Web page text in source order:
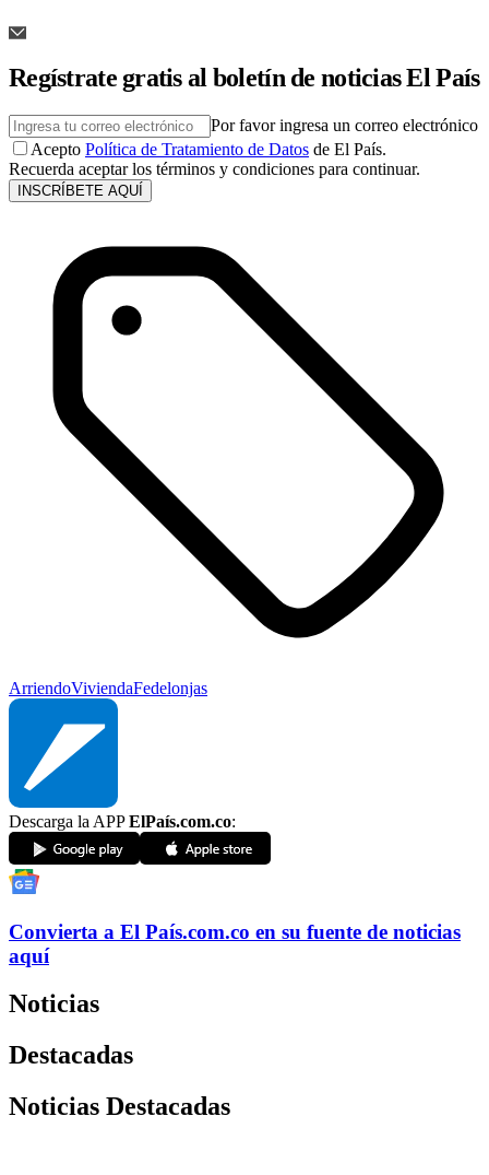
Regístrate gratis al boletín de noticias El País
Por favor ingresa un correo electrónico
Acepto Política de Tratamiento de Datos de El País.
Recuerda aceptar los términos y condiciones para continuar.
INSCRÍBETE AQUÍ
ArriendoViviendaFedelonjas
Descarga la APPElPaís.com.co:
Convierta a El País.com.co en su fuente de noticias
aquí
Noticias
Destacadas
Noticias Destacadas